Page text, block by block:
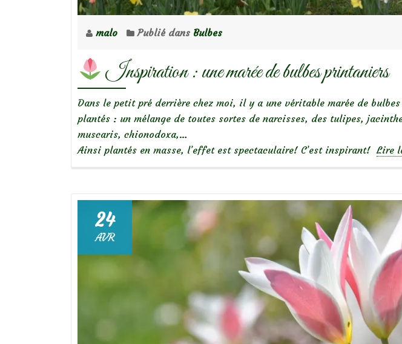
malo Publié dans Bulbes
Inspiration : une marée de bulbes printaniers
Dans le petit pré derrière chez moi, il y a une véritable marée de
plantés : un mélange de toutes sortes de narcisses, des tulipes,
muscaris, chionodoxa,…
Ainsi plantés en masse, l’effet est spectaculaire! C’est inspirant! Lire
24
AVR